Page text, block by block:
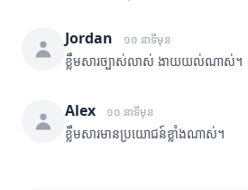
Jordan ១០ នាទីមុន
ខ្លឹមសារច្បាស់លាស់ ងាយយល់ណាស់។
Alex ១០ នាទីមុន
ខ្លឹមសារមានប្រយោជន៍ខ្លាំងណាស់។